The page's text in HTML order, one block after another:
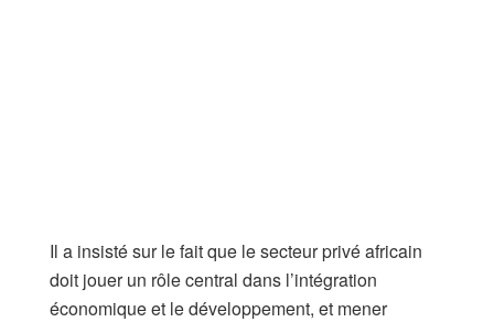
Il a insisté sur le fait que le secteur privé africain
doit jouer un rôle central dans l’intégration
économique et le développement, et mener